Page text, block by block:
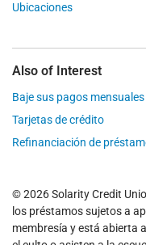
Ubicaciones
Also of Interest
Baje sus pagos mensuales
Tarjetas de crédito
Refinanciación de
© 2026 Solarity Credit
los préstamos sujetos a
membresía y está abierta